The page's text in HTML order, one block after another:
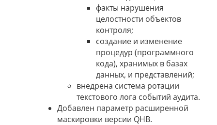
факты нарушения
целостности объектов
контроля;
создание и изменение
процедур (программного
кода), хранимых в базах
данных, и представлений;
внедрена система ротации
текстового лога событий аудита.
Добавлен параметр расширенной
маскировки версии QHB.